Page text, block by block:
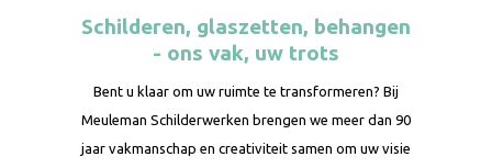
Schilderen, glaszetten, behangen
- ons vak, uw trots
Bent u klaar om uw ruimte te transformeren? Bij
Meuleman Schilderwerken brengen we meer dan 90
jaar vakmanschap en creativiteit samen om uw visie